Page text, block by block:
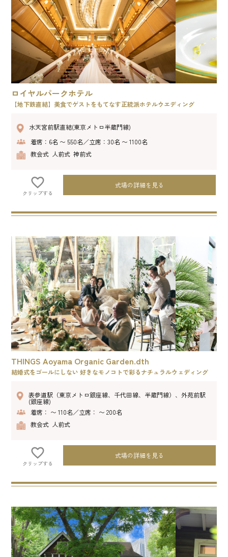
ロイヤルパークホテル
【地下鉄直結】美食でゲストをもてなす正統派ホテルウエディング
水天宮前駅直結(東京メトロ半蔵門線)
着席：6名 〜 550名／立席：30名 〜 1100名
教会式 人前式 神前式
クリップする
式場の詳細を見る
THINGS Aoyama Organic Garden.dth
結婚式をゴールにしない 好きなモノコトで彩るナチュラルウェディング
表参道駅（東京メトロ銀座線、千代田線、半蔵門線）、外苑前駅
(銀座線)
着席： 〜 110名／立席： 〜 200名
教会式 人前式
クリップする
式場の詳細を見る